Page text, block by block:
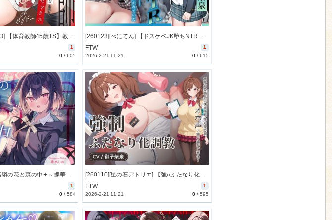
[260125][BOGUDO] 【体育教師45歳TS】教師失格。～おじさんTS教師が教え子に犯したいと迫られた末路～【わからせられ/既婚者】 [675M] [RJ01545643]
1
0 /601
[260123][べにてん] 【ドスケベJK堕ちNTR】今日は手、つなげて嬉しかった――その日の夜、彼女は巨根に貫かれていた [2191M] [RJ01543939]
1
FTW
0 /615
2026-2-21 11:21
[260118][RaRo] 高嶺の花と森の中✦～蝶華女子高校2年4組 夜が好きでちょっといたずらっ子な女子高生 大城沙夜【CV.希水しお】 (特典付) [2910M] [RJ01534384]
1
0 /584
[260110][星の石アトリエ] 【強○ふたなり化調教】元風紀委員長は快楽堕ち性処理委員～オホ声で媚び媚びご奉仕～ [1738M] [RJ01532722]
1
FTW
0 /595
2026-2-21 11:21